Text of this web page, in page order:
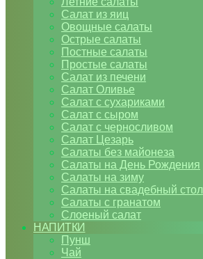
Салат из яиц
Овощные салаты
Острые салаты
Постные салаты
Простые салаты
Салат из печени
Салат Оливье
Салат с сухариками
Салат с сыром
Салат с черносливом
Салат Цезарь
Салаты без майонеза
Салаты на День Рождения
Салаты на зиму
Салаты на свадебный стол
Салаты с гранатом
Слоеный салат
НАПИТКИ
Пунш
Чай